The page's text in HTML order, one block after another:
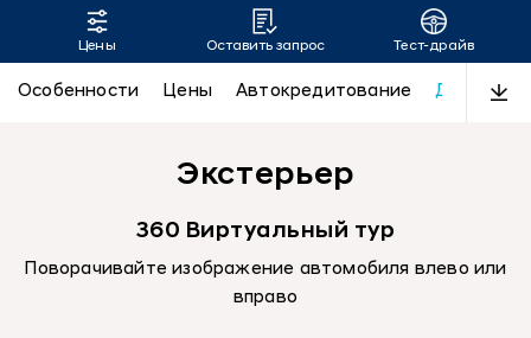
TUCSON
Цены Оставить запрос Тест-драйв
Особенности Цены Автокредитование Дизайн
Экстерьер
360 Виртуальный тур
Поворачивайте изображение автомобиля влево или
вправо